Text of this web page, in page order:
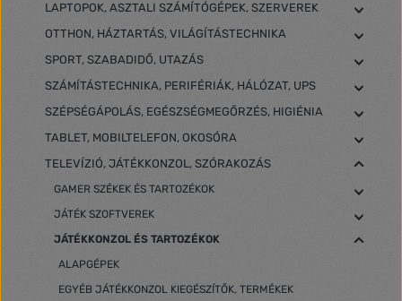
LAPTOPOK, ASZTALI SZÁMÍTÓGÉPEK, SZERVEREK
OTTHON, HÁZTARTÁS, VILÁGÍTÁSTECHNIKA
SPORT, SZABADIDŐ, UTAZÁS
SZÁMÍTÁSTECHNIKA, PERIFÉRIÁK, HÁLÓZAT, UPS
SZÉPSÉGÁPOLÁS, EGÉSZSÉGMEGŐRZÉS, HIGIÉNIA
TABLET, MOBILTELEFON, OKOSÓRA
TELEVÍZIÓ, JÁTÉKKONZOL, SZÓRAKOZÁS
GAMER SZÉKEK ÉS TARTOZÉKOK
JÁTÉK SZOFTVEREK
JÁTÉKKONZOL ÉS TARTOZÉKOK
ALAPGÉPEK
EGYÉB JÁTÉKKONZOL KIEGÉSZÍTŐK, TERMÉKEK